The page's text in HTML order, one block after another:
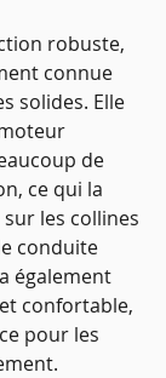
robuste,
connue
solides. Elle
de
ce qui la
les collines
conduite
également
confortable,
pour les